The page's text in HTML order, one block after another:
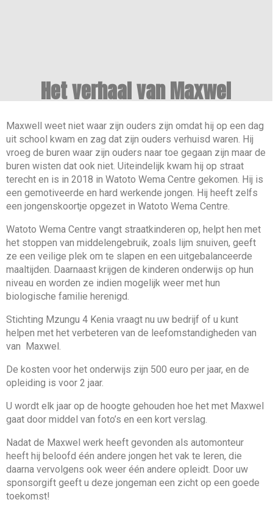
Het verhaal van Maxwel
Maxwell weet niet waar zijn ouders zijn omdat hij op een dag
uit school kwam en zag dat zijn ouders verhuisd waren. Hij
vroeg de buren waar zijn ouders naar toe gegaan zijn maar de
buren wisten dat ook niet. Uiteindelijk kwam hij op straat
terecht en is in 2018 in Watoto Wema Centre gekomen. Hij is
een gemotiveerde en hard werkende jongen. Hij heeft zelfs
een jongenskoortje opgezet in Watoto Wema Centre.
Watoto Wema Centre vangt straatkinderen op, helpt hen met
het stoppen van middelengebruik, zoals lijm snuiven, geeft
ze een veilige plek om te slapen en een uitgebalanceerde
maaltijden. Daarnaast krijgen de kinderen onderwijs op hun
niveau en worden ze indien mogelijk weer met hun
biologische familie herenigd.
Stichting Mzungu 4 Kenia vraagt nu uw bedrijf of u kunt
helpen met het verbeteren van de leefomstandigheden van
van Maxwel.
De kosten voor het onderwijs zijn 500 euro per jaar, en de
opleiding is voor 2 jaar.
U wordt elk jaar op de hoogte gehouden hoe het met Maxwel
gaat door middel van foto’s en een kort verslag.
Nadat de Maxwel werk heeft gevonden als automonteur
heeft hij beloofd één andere jongen het vak te leren, die
daarna vervolgens ook weer één andere opleidt. Door uw
sponsorgift geeft u deze jongeman een zicht op een goede
toekomst!